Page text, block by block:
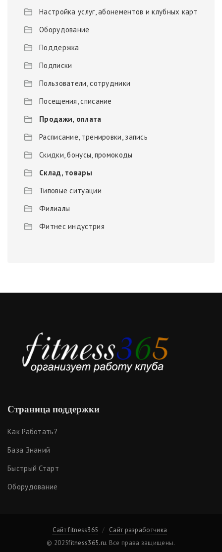
Настройка услуг, абонементов и клубных карт
Оборудование
Поддержка
Подписки
Пользователи, сотрудники
Посещения, списание
Продажи, оплата
Расписание, тренировки, запись
Скидки, бонусы, промокоды
Склад, товары
Типовые ситуации
Филиалы
Фитнес индустрия
Страница поддержки
Как Работать?
База Знаний
Быстрый Старт
Оборудование
Сайт fitness365
Сайт разработчика
© 2025fitness365.ru. Все права защищены.